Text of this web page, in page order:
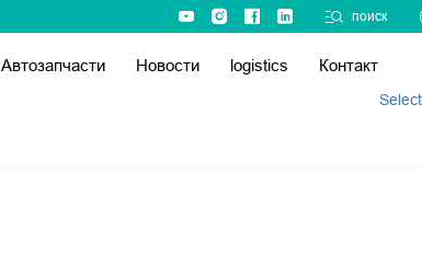
поиск
Автозапчасти Новости logistics Контакт